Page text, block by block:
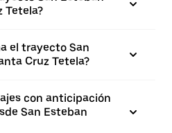
Tetela?
el trayecto San
Cruz Tetela?
con anticipación
San Esteban